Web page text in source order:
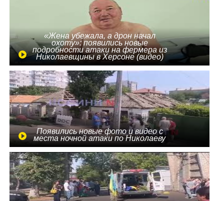
«Жена убежала, а дрон начал
охоту»: появились новые
подробности атаки на фермера из
Николаевщины в Херсоне (видео)
Появились новые фото и видео с
места ночной атаки по Николаеву